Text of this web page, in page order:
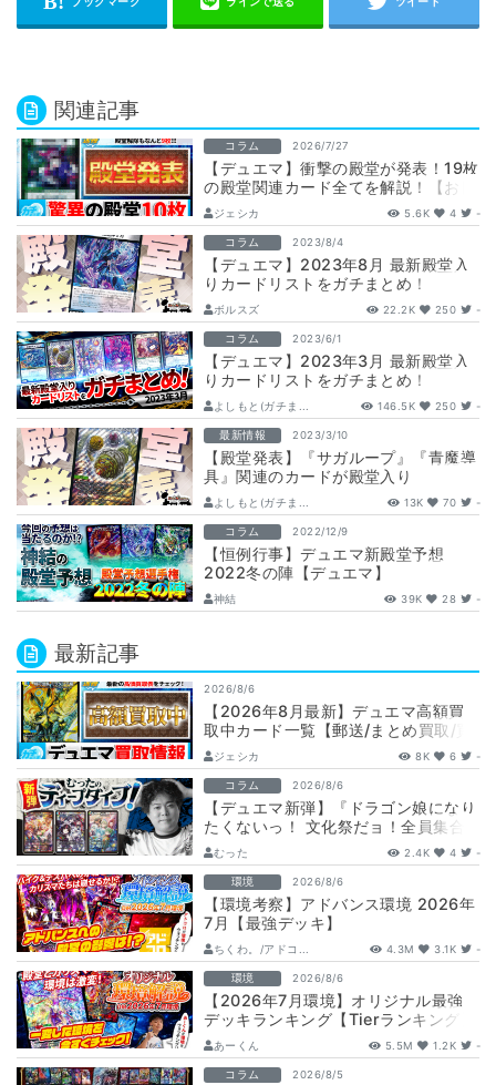
関連記事
コラム 2026/7/27
【デュエマ】衝撃の殿堂が発表！19枚
の殿堂関連カード全てを解説！【お目
覚めメイ様/ダーバンデ/レヴィヤ/ゾン
ビ…
ジェシカ 5.6K 4 -
コラム 2023/8/4
【デュエマ】2023年8月 最新殿堂入
りカードリストをガチまとめ！
ボルスズ 22.2K 250 -
コラム 2023/6/1
【デュエマ】2023年3月 最新殿堂入
りカードリストをガチまとめ！
よしもと(ガチま... 146.5K 250 -
最新情報 2023/3/10
【殿堂発表】『サガループ』『青魔導
具』関連のカードが殿堂入り
よしもと(ガチま... 13K 70 -
コラム 2022/12/9
【恒例行事】デュエマ新殿堂予想
2022冬の陣【デュエマ】
神結 39K 28 -
最新記事
2026/8/6
【2026年8月最新】デュエマ高額買
取中カード一覧【郵送/まとめ買取/買
取表/相場/金トレジャー】
ジェシカ 8K 6 -
コラム 2026/8/6
【デュエマ新弾】『ドラゴン娘になり
たくないっ！ 文化祭だョ！全員集合!!
ドラ娘100％パック』注目カードまと
め…
むった 2.4K 4 -
環境 2026/8/6
【環境考察】アドバンス環境 2026年
7月【最強デッキ】
ちくわ。/アドコ... 4.3M 3.1K -
環境 2026/8/6
【2026年7月環境】オリジナル最強
デッキランキング【Tierランキング】
あーくん 5.5M 1.2K -
コラム 2026/8/5